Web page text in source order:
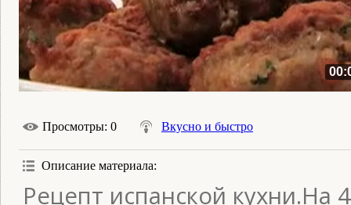
Просмотры: 0 Вкусно и быстро
Описание материала:
Рецепт испанской